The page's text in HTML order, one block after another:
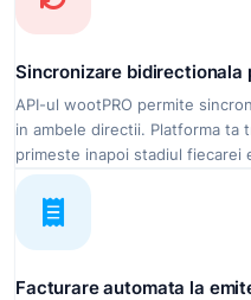
Sincronizare bidirectionala
API-ul wootPRO permite
in ambele directii. Platforma ta
primeste inapoi stadiul fiecarei
Facturare automata la